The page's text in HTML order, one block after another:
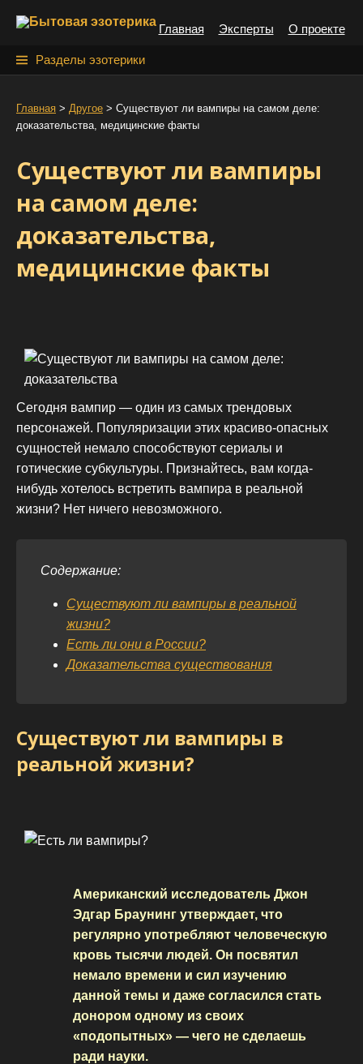
Главная Эксперты О проекте
Разделы эзотерики
:
Главная > Другое > Cуществуют ли вампиры на самом деле:
доказательства, медицинские факты
Cуществуют ли вампиры
на самом деле:
доказательства,
медицинские факты
Сегодня вампир — один из самых трендовых
персонажей. Популяризации этих красиво-опасных
сущностей немало способствуют сериалы и
готические субкультуры. Признайтесь, вам когда-
нибудь хотелось встретить вампира в реальной
жизни? Нет ничего невозможного.
Содержание:
Существуют ли вампиры в реальной
жизни?
Есть ли они в России?
Доказательства существования
Существуют ли вампиры в
реальной жизни?
Американский исследователь Джон
Эдгар Браунинг утверждает, что
регулярно употребляют человеческую
кровь тысячи людей. Он посвятил
немало времени и сил изучению
данной темы и даже согласился стать
донором одному из своих
«подопытных» — чего не сделаешь
ради науки.